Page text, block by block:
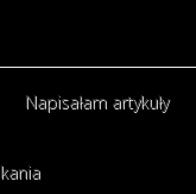
Napisałam artykuły